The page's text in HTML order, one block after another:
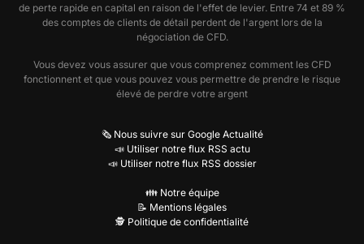
de perte rapide en capital en raison de l'effet de levier. Entre 74 et 89 %
des comptes de clients de détail perdent de l'argent lors de la
négociation de CFD.
Vous devez vous assurer que vous comprenez comment les CFD
fonctionnent et que vous pouvez vous permettre de prendre le risque
élevé de perdre votre argent
🗞️ Nous suivre sur Google Actualité
📣 Utiliser notre flux RSS actu
📣 Utiliser notre flux RSS dossier
👪 Notre équipe
📝 Mentions légales
🕵️ Politique de confidentialité